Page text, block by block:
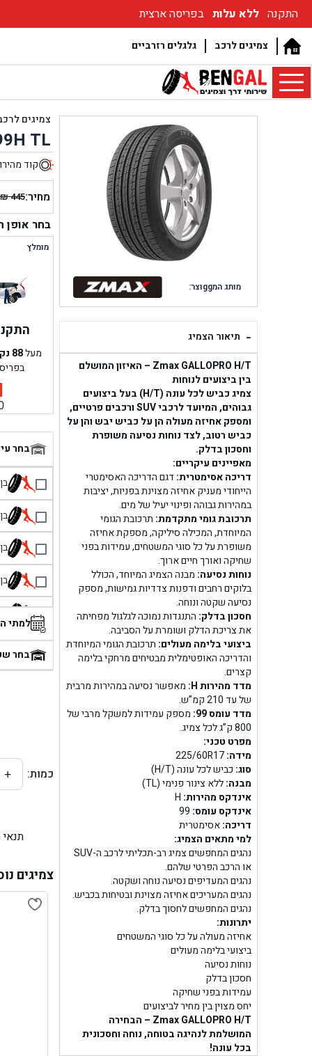
התקנה ללא עלות בפריסה ארצית
גלגלים רזרביים צמיגים לרכב
מותג המggוצר:
- תיאור הצמיג
Zmax GALLOPRO H/T – האיזון המושלם
בין ביצועים לנוחות
צמיג כביש לכל עונה (H/T) בעל ביצועים
גבוהים, המיועד לרכבי SUV ורכבים פרטיים,
ומספק אחיזה מעולה הן על כביש יבש והן על
כביש רטוב, לצד נוחות נסיעה משופרת
וחסכון בדלק.
מאפיינים עיקריים:
דריכה אסימטרית: דגם הדריכה האסימטרי
הייחודי מעניק אחיזה מצוינת בפניות, יציבות
במהירות גבוהה ופינוי יעיל של מים.
תרכובת גומי מתקדמת: תרכובת הגומי
המיוחדת, המכילה סיליקה, מספקת אחיזה
משופרת על כל סוגי המשטחים, עמידות בפני
שחיקה ואורך חיים ארוך.
נוחות נסיעה: מבנה הצמיג המיוחד, הכולל
בלוקים רחבים ודפנות צדדיות גמישות, מספק
נסיעה שקטה ונוחה.
חסכון בדלק: התנגדות נמוכה לגלגול מפחיתה
את צריכת הדלק ושומרת על הסביבה.
ביצועי בלימה מעולים: תרכובת הגומי המיוחדת
והדריכה האופטימלית מבטיחים מרחקי בלימה
קצרים.
מדד מהירות H:
מאפשר נסיעה במהירות מרבית
של עד 210 קמ”ש.
מדד עומס 99:
מספק עמידות למשקל מרבי של
800 ק”ג לכל צמיג.
מפרט טכני:
מידה:
סוג: כביש לכל עונה (H/T)
מבנה:ללא צינור פנימי (TL)
אינדקס מהירות:
אינדקס עומס:
דריכה:אסימטרית
למי מתאים הצמיג:
נהגים המחפשים צמיג רב-תכליתי לרכב ה-SUV
או הרכב הפרטי שלהם.
נהגים המעדיפים נסיעה נוחה ושקטה.
נהגים המעריכים אחיזה מצוינת ובטיחות בכביש.
נהגים המחפשים לחסוך בדלק.
יתרונות:
אחיזה מעולה על כל סוגי המשטחים
ביצועי בלימה מעולים
נוחות נסיעה
חסכון בדלק
עמידות בפני שחיקה
יחס מצוין בין מחיר לביצועים
Zmax GALLOPRO H/T – הבחירה
המושלמת לנהיגה בטוחה, נוחה וחסכונית
בכל עונה!
צמיגים
TL
קוד
מחיר: ₪445
היה:
הוא:
בחר אופן
מומלץ
מעל88
בחר
בן
בן
בן
בן
בן
בן
למתי
בחר
כמות: +
צמיגים